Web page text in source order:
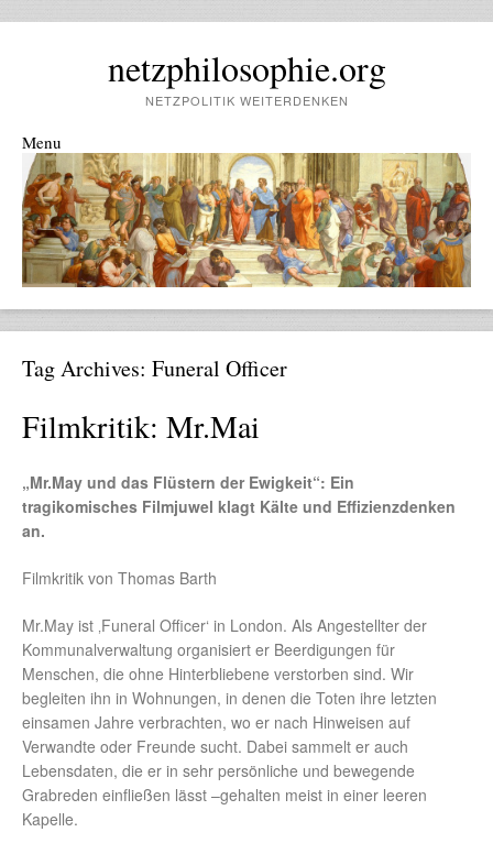
netzphilosophie.org
NETZPOLITIK WEITERDENKEN
Menu
Skip to content
Tag Archives: Funeral Officer
Filmkritik: Mr.Mai
„Mr.May und das Flüstern der Ewigkeit“: Ein
tragikomisches Filmjuwel klagt Kälte und Effizienzdenken
an.
Filmkritik von Thomas Barth
Mr.May ist ‚Funeral Officer‘ in London. Als Angestellter der
Kommunalverwaltung organisiert er Beerdigungen für
Menschen, die ohne Hinterbliebene verstorben sind. Wir
begleiten ihn in Wohnungen, in denen die Toten ihre letzten
einsamen Jahre verbrachten, wo er nach Hinweisen auf
Verwandte oder Freunde sucht. Dabei sammelt er auch
Lebensdaten, die er in sehr persönliche und bewegende
Grabreden einfließen lässt –gehalten meist in einer leeren
Kapelle.